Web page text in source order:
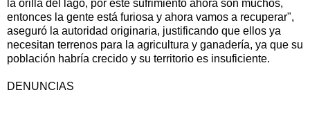
la orilla del lago, por este sufrimiento ahora son muchos,
entonces la gente está furiosa y ahora vamos a recuperar",
aseguró la autoridad originaria, justificando que ellos ya
necesitan terrenos para la agricultura y ganadería, ya que su
población habría crecido y su territorio es insuficiente.
DENUNCIAS